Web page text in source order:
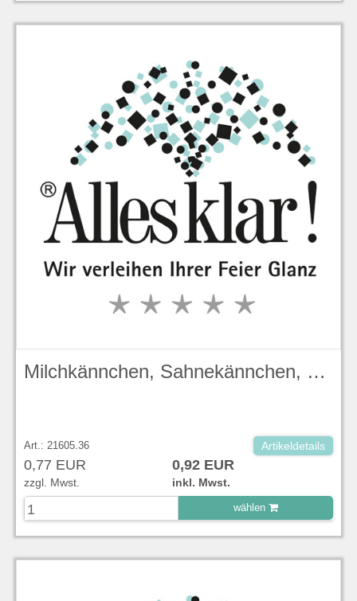
zu Warenkorb hinzugefügt.
Milchkännchen, Sahnekännchen, Peppercorn Grey, Stonecast - Churchill
Art.: 21605.36 Artikeldetails
0,77 EUR 0,92 EUR
zzgl. Mwst. inkl. Mwst.
wählen
zu Warenkorb hinzugefügt.